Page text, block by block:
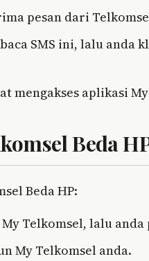
pesan dari
SMS ini, lalu
mengakses aplikasi
Beda
Beda HP:
Telkomsel, lalu
My Telkomsel anda.